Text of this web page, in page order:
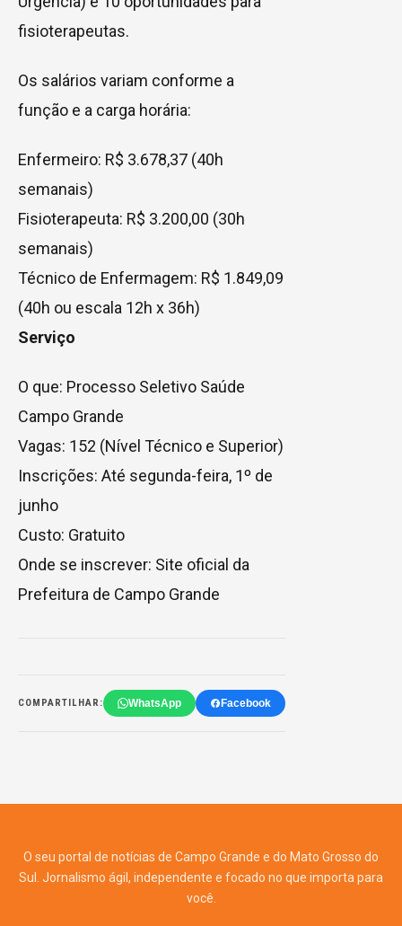
fisioterapeutas.
Os salários variam conforme a
função e a carga horária:
Enfermeiro: R$ 3.678,37 (40h
semanais)
Fisioterapeuta: R$ 3.200,00 (30h
semanais)
Técnico de Enfermagem: R$ 1.849,09
(40h ou escala 12h x 36h)
Serviço
O que: Processo Seletivo Saúde
Campo Grande
Vagas: 152 (Nível Técnico e Superior)
Inscrições: Até segunda-feira, 1º de
junho
Custo: Gratuito
Onde se inscrever: Site oficial da
Prefeitura de Campo Grande
COMPARTILHAR: WhatsApp Facebook
O seu portal de notícias de Campo Grande e do Mato Grosso do
Sul. Jornalismo ágil, independente e focado no que importa para
você.